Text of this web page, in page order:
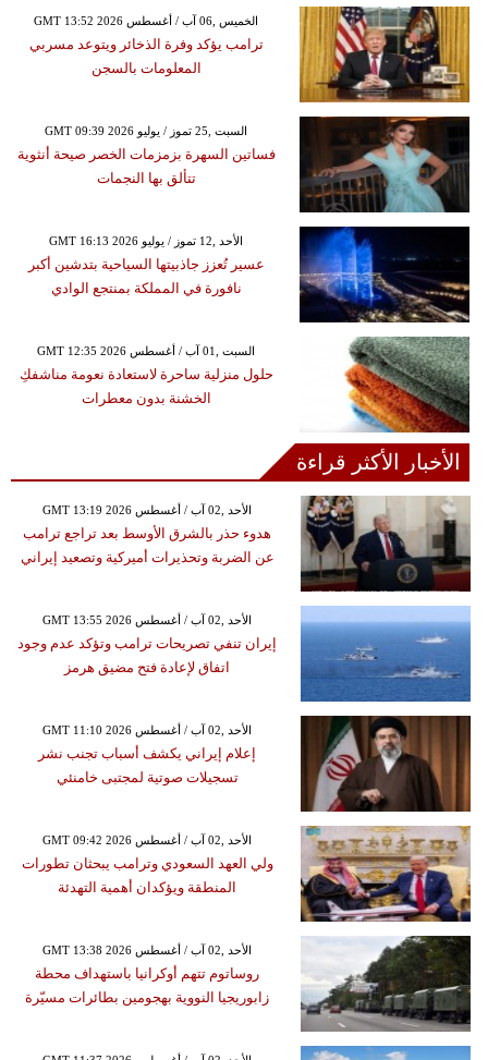
GMT 13:52 2026 الخميس ,06 آب / أغسطس
ترامب يؤكد وفرة الذخائر ويتوعد مسربي
المعلومات بالسجن
GMT 09:39 2026 السبت ,25 تموز / يوليو
فساتين السهرة بزمزمات الخصر صيحة أنثوية
تتألق بها النجمات
GMT 16:13 2026 الأحد ,12 تموز / يوليو
عسير تُعزز جاذبيتها السياحية بتدشين أكبر
نافورة في المملكة بمنتجع الوادي
GMT 12:35 2026 السبت ,01 آب / أغسطس
حلول منزلية ساحرة لاستعادة نعومة مناشفكِ
الخشنة بدون معطرات
الأخبار الأكثر قراءة
GMT 13:19 2026 الأحد ,02 آب / أغسطس
هدوء حذر بالشرق الأوسط بعد تراجع ترامب
عن الضربة وتحذيرات أميركية وتصعيد إيراني
GMT 13:55 2026 الأحد ,02 آب / أغسطس
إيران تنفي تصريحات ترامب وتؤكد عدم وجود
اتفاق لإعادة فتح مضيق هرمز
GMT 11:10 2026 الأحد ,02 آب / أغسطس
إعلام إيراني يكشف أسباب تجنب نشر
تسجيلات صوتية لمجتبى خامنئي
GMT 09:42 2026 الأحد ,02 آب / أغسطس
ولي العهد السعودي وترامب يبحثان تطورات
المنطقة ويؤكدان أهمية التهدئة
GMT 13:38 2026 الأحد ,02 آب / أغسطس
روساتوم تتهم أوكرانيا باستهداف محطة
زابوريجيا النووية بهجومين بطائرات مسيّرة